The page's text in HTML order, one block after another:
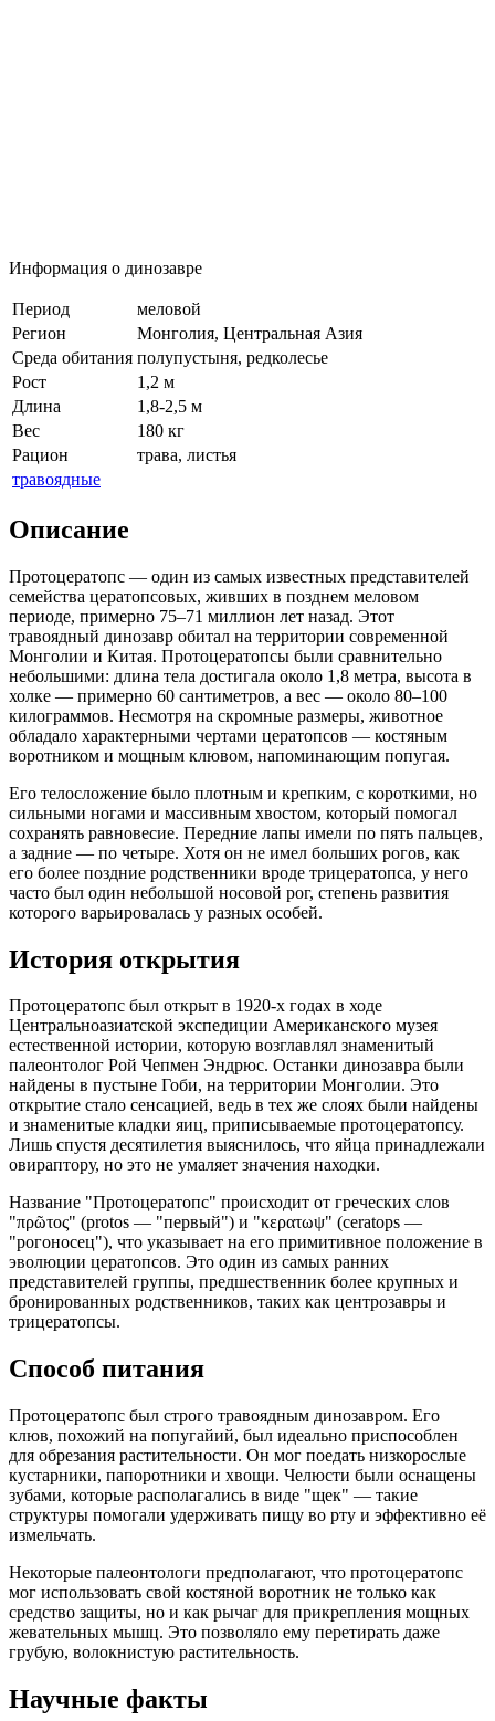
Информация о динозавре
Период
меловой
Регион
Монголия, Центральная Азия
Среда обитания полупустыня, редколесье
Рост
1,2 м
Длина
1,8-2,5 м
Вес
180 кг
Рацион
трава, листья
травоядные
Описание
Протоцератопс — один из самых известных представителей
семейства цератопсовых, живших в позднем меловом
периоде, примерно 75–71 миллион лет назад. Этот
травоядный динозавр обитал на территории современной
Монголии и Китая. Протоцератопсы были сравнительно
небольшими: длина тела достигала около 1,8 метра, высота в
холке — примерно 60 сантиметров, а вес — около 80–100
килограммов. Несмотря на скромные размеры, животное
обладало характерными чертами цератопсов — костяным
воротником и мощным клювом, напоминающим попугая.
Его телосложение было плотным и крепким, с короткими, но
сильными ногами и массивным хвостом, который помогал
сохранять равновесие. Передние лапы имели по пять пальцев,
а задние — по четыре. Хотя он не имел больших рогов, как
его более поздние родственники вроде трицератопса, у него
часто был один небольшой носовой рог, степень развития
которого варьировалась у разных особей.
История открытия
Протоцератопс был открыт в 1920-х годах в ходе
Центральноазиатской экспедиции Американского музея
естественной истории, которую возглавлял знаменитый
палеонтолог Рой Чепмен Эндрюс. Останки динозавра были
найдены в пустыне Гоби, на территории Монголии. Это
открытие стало сенсацией, ведь в тех же слоях были найдены
и знаменитые кладки яиц, приписываемые протоцератопсу.
Лишь спустя десятилетия выяснилось, что яйца принадлежали
овираптору, но это не умаляет значения находки.
Название "Протоцератопс" происходит от греческих слов
"πρῶτος" (protos — "первый") и "κερατωψ" (ceratops —
"рогоносец"), что указывает на его примитивное положение в
эволюции цератопсов. Это один из самых ранних
представителей группы, предшественник более крупных и
бронированных родственников, таких как центрозавры и
трицератопсы.
Способ питания
Протоцератопс был строго травоядным динозавром. Его
клюв, похожий на попугайий, был идеально приспособлен
для обрезания растительности. Он мог поедать низкорослые
кустарники, папоротники и хвощи. Челюсти были оснащены
зубами, которые располагались в виде "щек" — такие
структуры помогали удерживать пищу во рту и эффективно её
измельчать.
Некоторые палеонтологи предполагают, что протоцератопс
мог использовать свой костяной воротник не только как
средство защиты, но и как рычаг для прикрепления мощных
жевательных мышц. Это позволяло ему перетирать даже
грубую, волокнистую растительность.
Научные факты